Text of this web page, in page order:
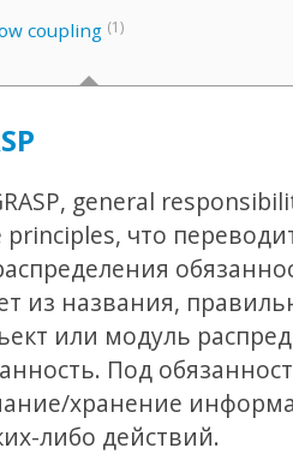
coupling (1)
general
что
из названия,
или модуль
Под
хранение
либо действий.